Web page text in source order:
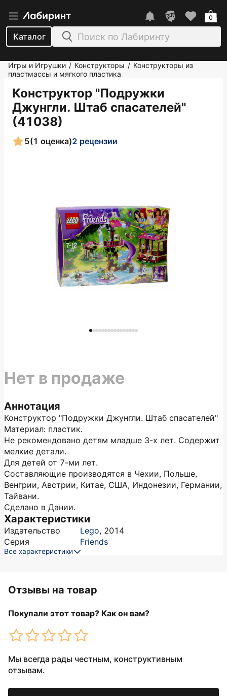
Каталог
0
Игры и Игрушки / Конструкторы / Конструкторы из
пластмассы и мягкого пластика
Конструктор "Подружки
Джунгли. Штаб спасателей"
(41038)
5(1 оценка)2 рецензии
Аннотация
Конструктор "Подружки Джунгли. Штаб спасателей"
Материал: пластик.
Не рекомендовано детям младше 3-х лет. Содержит
мелкие детали.
Для детей от 7-ми лет.
Составляющие производятся в Чехии, Польше,
Венгрии, Австрии, Китае, США, Индонезии, Германии,
Тайвани.
Сделано в Дании.
Характеристики
Издательство Lego, 2014
Серия
Friends
Все характеристики
Нет в продаже
Отзывы на товар
Покупали этот товар? Как он вам?
Мы всегда рады честным, конструктивным
отзывам.